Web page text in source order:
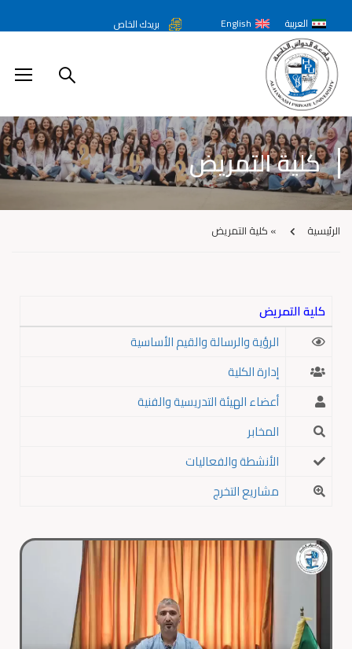
العربية English بريدك الخاص
كلية التمريض
الرئيسية » كلية التمريض
كلية التمريض
الرؤية والرسالة والقيم الأساسية
إدارة الكلية
أعضاء الهيئة التدريسية والفنية
المخابر
الأنشطة والفعاليات
مشاريع التخرج